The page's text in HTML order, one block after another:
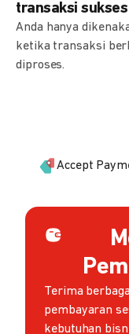
transaksi sukses
Anda hanya
ketika transaksi
diproses.
Accept
Terima
pembayaran
kebutuhan